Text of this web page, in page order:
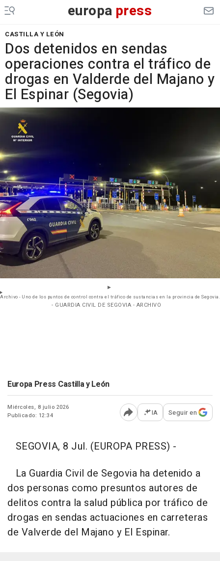
europa press
CASTILLA Y LEÓN
Dos detenidos en sendas
operaciones contra el tráfico de
drogas en Valderde del Majano y
El Espinar (Segovia)
Archivo - Uno de los puntos de control contra el tráfico de sustancias en la provincia de Segovia.
- GUARDIA CIVIL DE SEGOVIA - ARCHIVO
Europa Press Castilla y León
Miércoles, 8 julio 2026
Publicado: 12:34
Abrir opciones para
IA Seguir en
SEGOVIA, 8 Jul. (EUROPA PRESS) -
La Guardia Civil de Segovia ha detenido a
dos personas como presuntos autores de
delitos contra la salud pública por tráfico de
drogas en sendas actuaciones en carreteras
de Valverde del Majano y El Espinar.